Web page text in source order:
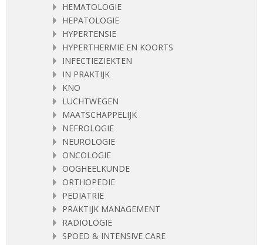
HEMATOLOGIE
HEPATOLOGIE
HYPERTENSIE
HYPERTHERMIE EN KOORTS
INFECTIEZIEKTEN
IN PRAKTIJK
KNO
LUCHTWEGEN
MAATSCHAPPELIJK
NEFROLOGIE
NEUROLOGIE
ONCOLOGIE
OOGHEELKUNDE
ORTHOPEDIE
PEDIATRIE
PRAKTIJK MANAGEMENT
RADIOLOGIE
SPOED & INTENSIVE CARE